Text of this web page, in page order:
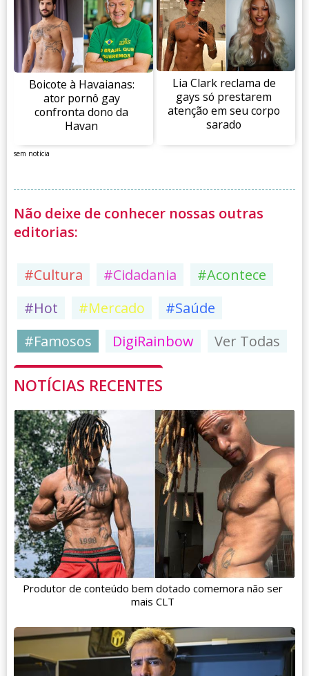
Boicote à Havaianas:
ator pornô gay
confronta dono da
Havan
Lia Clark reclama de
gays só prestarem
atenção em seu corpo
sarado
sem notícia
Não deixe de conhecer nossas outras
editorias:
#Cultura #Cidadania
#Acontece
#Hot
#Mercado
#Saúde
#Famosos
DigiRainbow Ver Todas
NOTÍCIAS RECENTES
Produtor de conteúdo bem dotado comemora não ser
mais CLT